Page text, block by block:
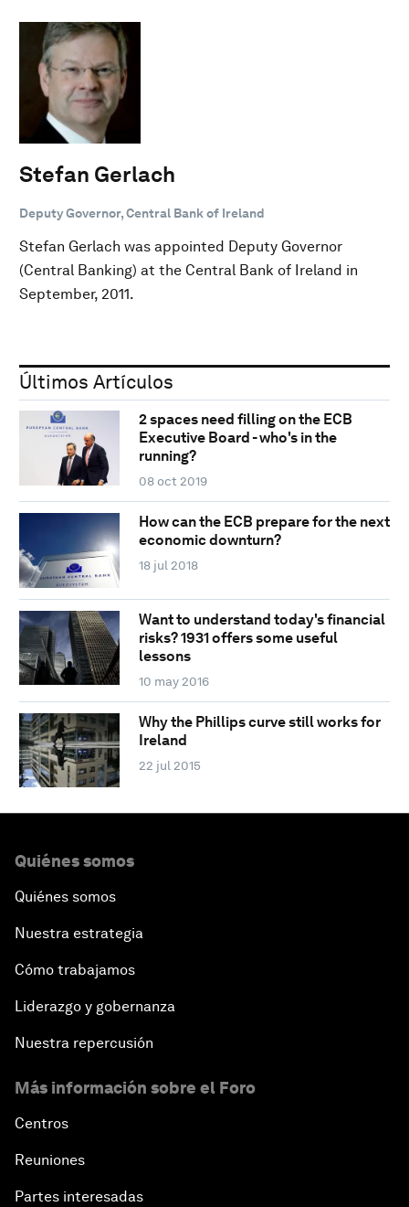
Stefan Gerlach
Deputy Governor, Central Bank of Ireland
Stefan Gerlach was appointed Deputy Governor
(Central Banking) at the Central Bank of Ireland in
September, 2011.
Últimos Artículos
2 spaces need filling on the ECB
Executive Board - who's in the
running?
08 oct 2019
How can the ECB prepare for the next
economic downturn?
18 jul 2018
Want to understand today's financial
risks? 1931 offers some useful
lessons
10 may 2016
Why the Phillips curve still works for
Ireland
22 jul 2015
Quiénes somos
Quiénes somos
Nuestra estrategia
Cómo trabajamos
Liderazgo y gobernanza
Nuestra repercusión
Más información sobre el Foro
Centros
Reuniones
Partes interesadas